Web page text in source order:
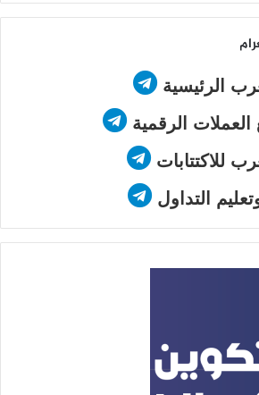
الرئيسية
العملات الرقمية
للاكتتابات
التداول